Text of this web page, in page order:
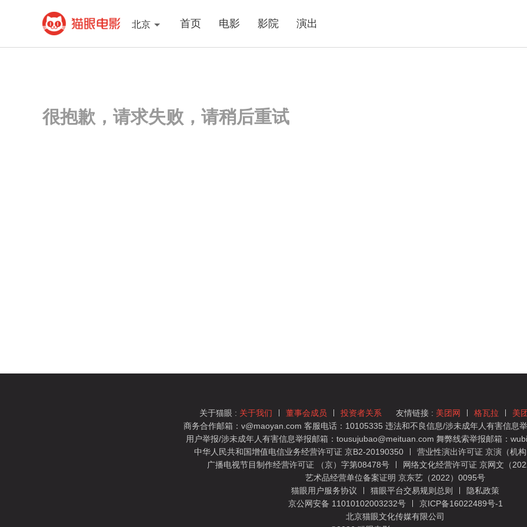
北京 首页 电影 影院 演出
很抱歉，请求失败，请稍后重试
关于猫眼 : 关于我们 董事会成员 投资者关系 友情链接 : 美团网 格瓦拉 美
商务合作邮箱：v@maoyan.com 客服电话：10105335 违法和不良信息/涉未成年人有害信息
用户举报/涉未成年人有害信息举报邮箱：tousujubao@meituan.com 舞弊线索举报邮箱：
中华人民共和国增值电信业务经营许可证 京B2-20190350
营业性演出许可证 京演（机
广播电视节目制作经营许可证 （京）字第08478号
网络文化经营许可证 京网文（
艺术品经营单位备案证明 京东艺（2022）0095号
猫眼用户服务协议
猫眼平台交易规则总则
隐私政策
京公网安备 11010102003232号
京ICP备16022489号-1
北京猫眼文化传媒有限公司